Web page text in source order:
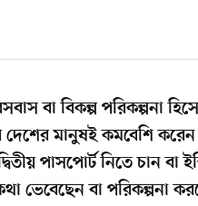
বা বিকল্প পরিকল্পনা
মানুষই কমবেশি করেন।
পাসপোর্ট নিতে চান বা
ভেবেছেন বা পরিকল্পনা